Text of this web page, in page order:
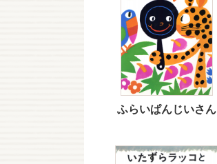
ふらいぱんじいさん